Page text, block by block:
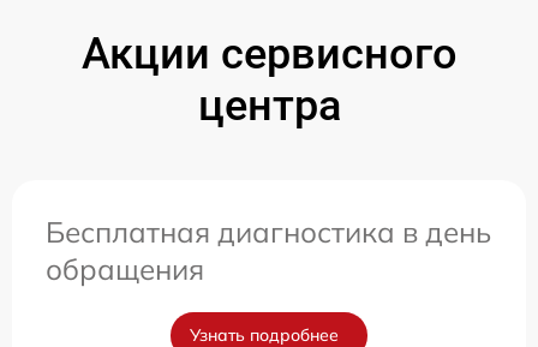
Акции сервисного
центра
Бесплатная диагностика в день
обращения
Узнать подробнее